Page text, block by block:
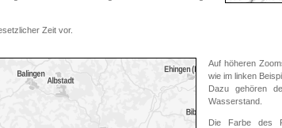
Zeit vor.
Auf höheren
wie im linken
Dazu gehören
Wasserstand.
Die Farbe des